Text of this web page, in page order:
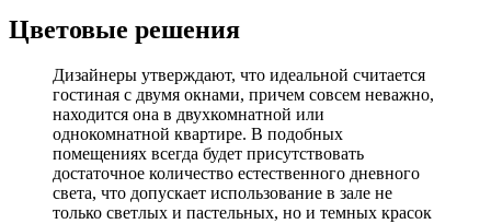
Цветовые решения
Дизайнеры утверждают, что идеальной считается
гостиная с двумя окнами, причем совсем неважно,
находится она в двухкомнатной или
однокомнатной квартире. В подобных
помещениях всегда будет присутствовать
достаточное количество естественного дневного
света, что допускает использование в зале не
только светлых и пастельных, но и темных красок